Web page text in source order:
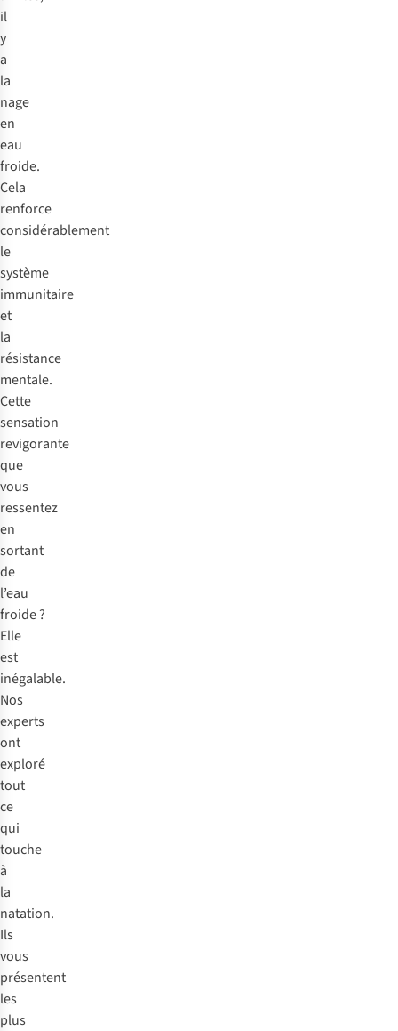
il
y
a
la
nage
en
eau
froide.
Cela
renforce
considérablement
le
système
immunitaire
et
la
résistance
mentale.
Cette
sensation
revigorante
que
vous
ressentez
en
sortant
de
l’eau
froide ?
Elle
est
inégalable.
Nos
experts
ont
exploré
tout
ce
qui
touche
à
la
natation.
Ils
vous
présentent
les
plus